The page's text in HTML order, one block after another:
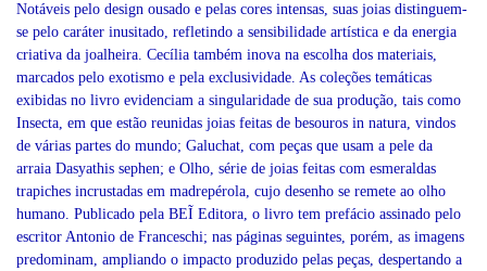
Notáveis pelo design ousado e pelas cores intensas, suas joias distinguem-
se pelo caráter inusitado, refletindo a sensibilidade artística e da energia
criativa da joalheira. Cecília também inova na escolha dos materiais,
marcados pelo exotismo e pela exclusividade. As coleções temáticas
exibidas no livro evidenciam a singularidade de sua produção, tais como
Insecta, em que estão reunidas joias feitas de besouros in natura, vindos
de várias partes do mundo; Galuchat, com peças que usam a pele da
arraia Dasyathis sephen; e Olho, série de joias feitas com esmeraldas
trapiches incrustadas em madrepérola, cujo desenho se remete ao olho
humano. Publicado pela BEĨ Editora, o livro tem prefácio assinado pelo
escritor Antonio de Franceschi; nas páginas seguintes, porém, as imagens
predominam, ampliando o impacto produzido pelas peças, despertando a